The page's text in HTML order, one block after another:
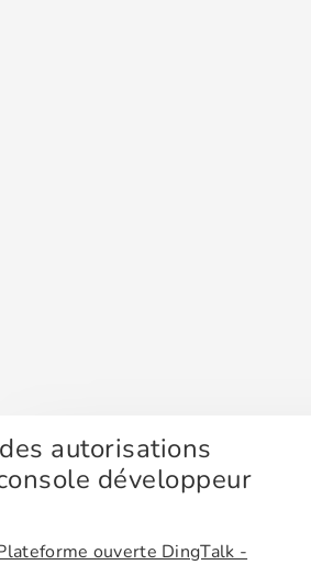
autorisations
développeur
ouverte DingTalk -